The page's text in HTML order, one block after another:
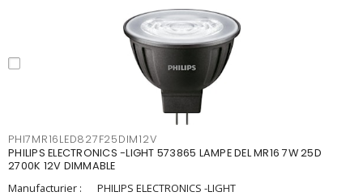
PHI7MR16LED827F25DIM12V
PHILIPS ELECTRONICS -LIGHT 573865 LAMPE DEL MR16 7W 25D
2700K 12V DIMMABLE
Manufacturier :
PHILIPS ELECTRONICS -LIGHT